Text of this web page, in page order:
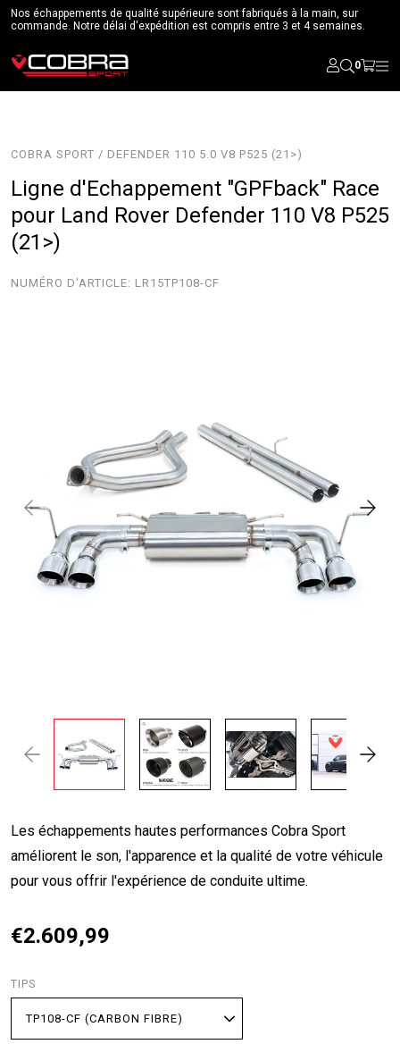
Nos échappements de qualité supérieure sont fabriqués à la main, sur
commande. Notre délai d'expédition est compris entre 3 et 4 semaines.
0
COBRA SPORT / DEFENDER 110 5.0 V8 P525 (21>)
Ligne d'Echappement "GPFback" Race
pour Land Rover Defender 110 V8 P525
(21>)
NUMÉRO D'ARTICLE: LR15TP108-CF
Les échappements hautes performances Cobra Sport
améliorent le son, l'apparence et la qualité de votre véhicule
pour vous offrir l'expérience de conduite ultime.
€2.609,99
TIPS